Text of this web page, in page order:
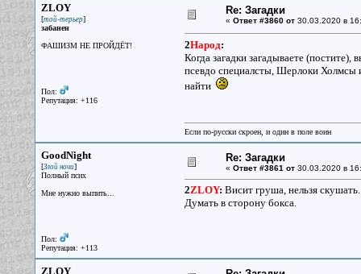
ZLOY
[той-терьер]
забанен
ФАШИЗМ НЕ ПРОЙДЁТ!
Пол:
Репутация: +116
Re: Загадки
« Ответ #3860 от30.03.2020 в
2Народ:
Когда загадки загадываете
псевдо специалсты, Шерлоки Холмсы
найти
Если по-русски скроен, и один в поле воин
GoodNight
[Злой ночи]
Полный псих
Мне нужно выпить...
Пол:
Репутация: +113
Re: Загадки
« Ответ #3861 от30.03.2020 в
2ZLOY: Висит груша, нельзя скушать.
Думать в сторону бокса.
ZLOY